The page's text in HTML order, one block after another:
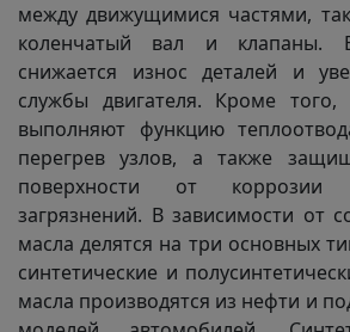
между движущимися частями,
коленчатый вал и клапаны.
снижается износ деталей и
службы двигателя. Кроме
выполняют функцию
перегрев узлов, а также
поверхности от коррозии
загрязнений. В зависимости от
масла делятся на три основных
синтетические и
масла производятся из нефти и